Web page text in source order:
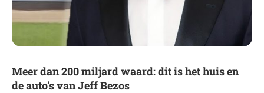
Meer dan 200 miljard waard: dit is het huis en
de auto’s van Jeff Bezos